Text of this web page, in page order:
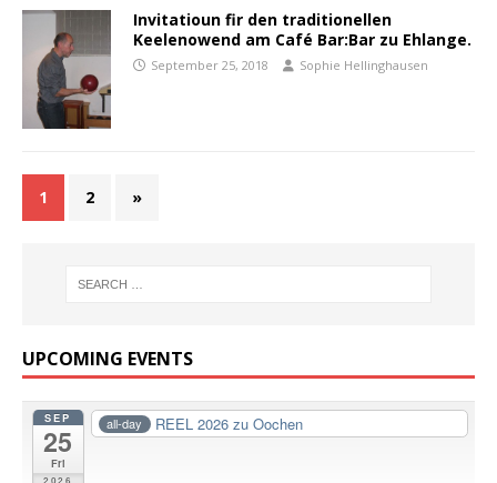
Invitatioun fir den traditionellen
Keelenowend am Café Bar:Bar zu Ehlange.
September 25, 2018 Sophie Hellinghausen
1 2 »
UPCOMING EVENTS
SEP
25
Fri
all-day REEL 2026 zu Oochen